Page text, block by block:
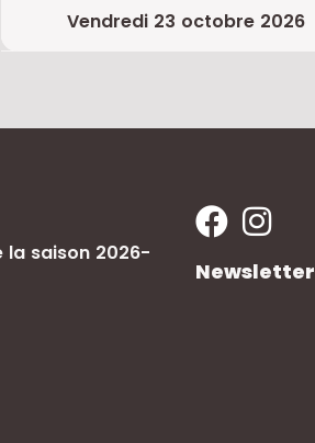
vendredi 23 octobre 2026
la saison 2026-
Newsletter